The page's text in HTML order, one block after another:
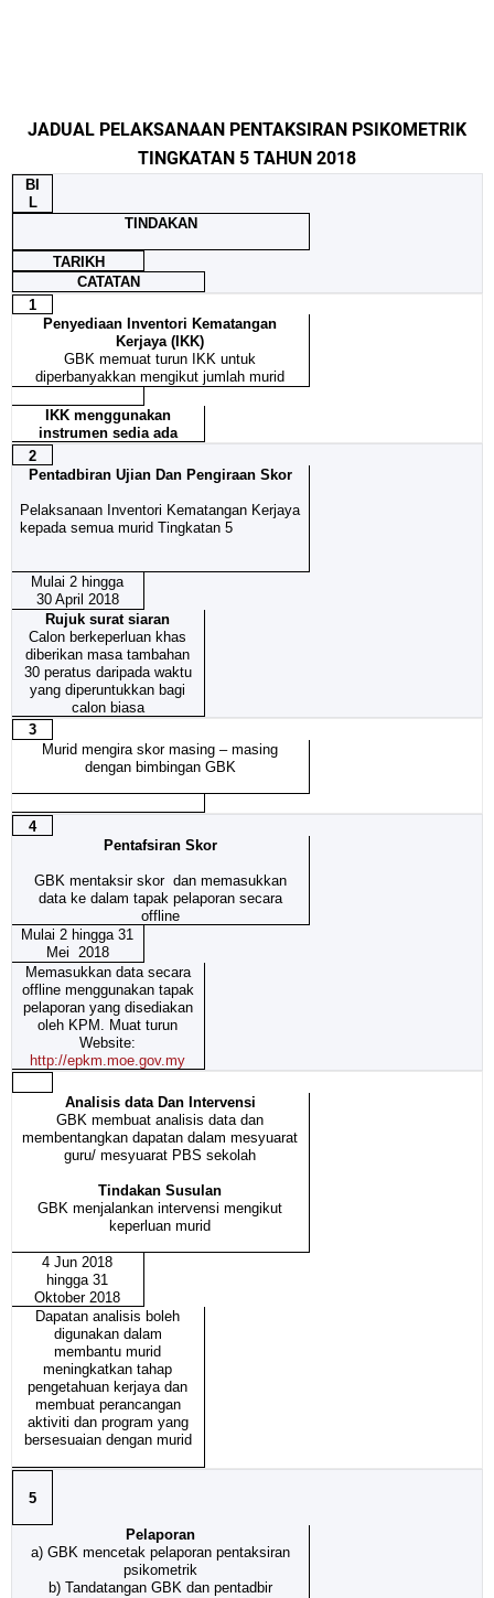
JADUAL PELAKSANAAN PENTAKSIRAN PSIKOMETRIK
TINGKATAN 5 TAHUN 2018
BI
L
TINDAKAN
TARIKH
CATATAN
1
Penyediaan Inventori Kematangan
Kerjaya (IKK)
GBK memuat turun IKK untuk
diperbanyakkan mengikut jumlah murid
IKK menggunakan
instrumen sedia ada
2
Pentadbiran Ujian Dan Pengiraan Skor
Pelaksanaan Inventori Kematangan Kerjaya
kepada semua murid Tingkatan 5
Mulai 2 hingga
30 April 2018
Rujuk surat siaran
Calon berkeperluan khas
diberikan masa tambahan
30 peratus daripada waktu
yang diperuntukkan bagi
calon biasa
3
Murid mengira skor masing – masing
dengan bimbingan GBK
4
Pentafsiran Skor
GBK mentaksir skor dan memasukkan
data ke dalam tapak pelaporan secara
offline
Mulai 2 hingga 31
Mei 2018
Memasukkan data secara
offline menggunakan tapak
pelaporan yang disediakan
oleh KPM. Muat turun
Website:
http://epkm.moe.gov.my
Analisis data Dan Intervensi
GBK membuat analisis data dan
membentangkan dapatan dalam mesyuarat
guru/ mesyuarat PBS sekolah
Tindakan Susulan
GBK menjalankan intervensi mengikut
keperluan murid
4 Jun 2018
hingga 31
Oktober 2018
Dapatan analisis boleh
digunakan dalam
membantu murid
meningkatkan tahap
pengetahuan kerjaya dan
membuat perancangan
aktiviti dan program yang
bersesuaian dengan murid
5
Pelaporan
a) GBK mencetak pelaporan pentaksiran
psikometrik
b) Tandatangan GBK dan pentadbir